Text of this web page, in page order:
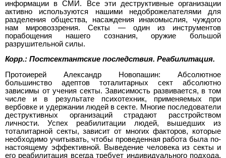
информации в СМИ. Все эти деструктивные организации
активно используются нашими недоброжелателями для
разделения общества, насаждения инакомыслия, чуждого
нам мировоззрения. Секты — один из инструментов
порабощения нашего сознания, оружие большой
разрушительной силы.
Корр.: Постсектантские последствия. Реабилитация.
Протоиерей Александр Новопашин: Абсолютное
большинство адептов тоталитарных сект абсолютно
зависимы от учения секты. Зависимость развивается, в том
числе и в результате психотехник, применяемых при
вербовке и удержании людей в секте. Многие последователи
деструктивных организаций страдают расстройством
личности. Успех реабилитации людей, вышедших из
тоталитарной секты, зависит от многих факторов, которые
необходимо учитывать, чтобы проведенная работа была по-
настоящему эффективной. Выведение человека из секты и
его реабилитация всегда требует индивидуального подхода.